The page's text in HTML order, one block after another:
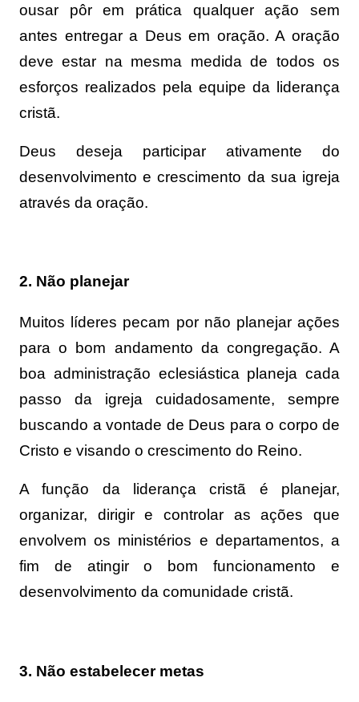
ousar pôr em prática qualquer ação sem
antes entregar a Deus em oração. A oração
deve estar na mesma medida de todos os
esforços realizados pela equipe da liderança
cristã.
Deus deseja participar ativamente do
desenvolvimento e crescimento da sua igreja
através da oração.
2. Não planejar
Muitos líderes pecam por não planejar ações
para o bom andamento da congregação. A
boa administração eclesiástica planeja cada
passo da igreja cuidadosamente, sempre
buscando a vontade de Deus para o corpo de
Cristo e visando o crescimento do Reino.
A função da liderança cristã é planejar,
organizar, dirigir e controlar as ações que
envolvem os ministérios e departamentos, a
fim de atingir o bom funcionamento e
desenvolvimento da comunidade cristã.
3. Não estabelecer metas